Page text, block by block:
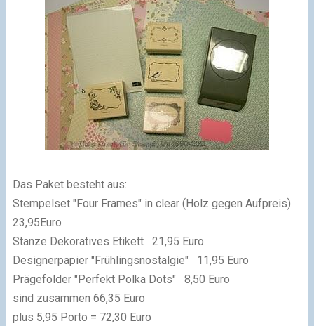
Das Paket besteht aus:
Stempelset "Four Frames" in clear (Holz gegen Aufpreis)
23,95Euro
Stanze Dekoratives Etikett 21,95 Euro
Designerpapier "Frühlingsnostalgie" 11,95 Euro
Prägefolder "Perfekt Polka Dots" 8,50 Euro
sind zusammen 66,35 Euro
plus 5,95 Porto = 72,30 Euro